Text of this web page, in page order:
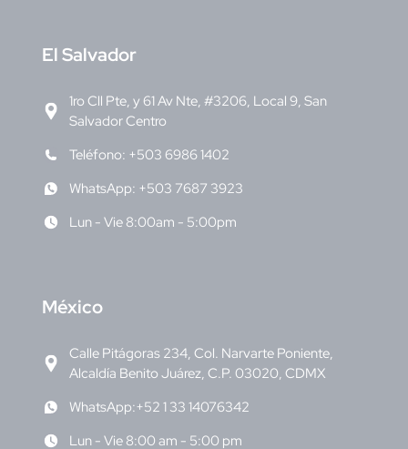
El Salvador
1ro Cll Pte, y 61 Av Nte, #3206, Local 9, San
Salvador Centro
Teléfono: +503 6986 1402
WhatsApp: +503 7687 3923
Lun - Vie 8:00am - 5:00pm
México
Calle Pitágoras 234, Col. Narvarte Poniente,
Alcaldía Benito Juárez, C.P. 03020, CDMX
WhatsApp:+52 1 33 14076342
Lun - Vie 8:00 am - 5:00 pm